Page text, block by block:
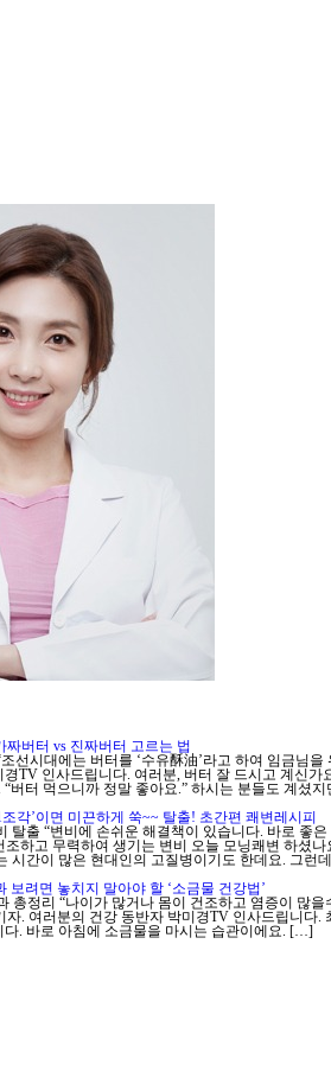
버터 vs 진짜버터 고르는 법
선시대에는 버터를 ‘수유酥油’라고 하여 임금님
TV 인사드립니다. 여러분, 버터 잘 드시고 계신
버터 먹으니까 정말 좋아요.” 하시는 분들도 계셨
각’이면 미끈하게 쑥~~ 탈출! 초간편 쾌변레시피
탈출 “변비에 손쉬운 해결책이 있습니다. 바로 좋
하고 무력하여 생기는 변비 오늘 모닝쾌변 하셨
시간이 많은 현대인의 고질병이기도 한데요. 그런
보려면 놓치지 말아야 할 ‘소금물 건강법’
총정리 “나이가 많거나 몸이 건조하고 염증이 많
자. 여러분의 건강 동반자 박미경TV 인사드립니
다. 바로 아침에 소금물을 마시는 습관이에요. […]